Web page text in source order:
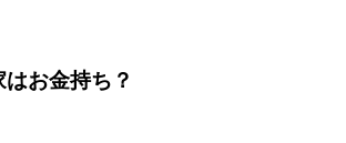
お金持ち？